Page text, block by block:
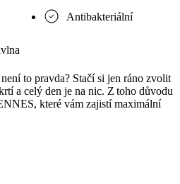
Antibakteriální
to pravda? Stačí si jen ráno zvolit
a celý den je na nic. Z toho důvodu
které vám zajistí maximální